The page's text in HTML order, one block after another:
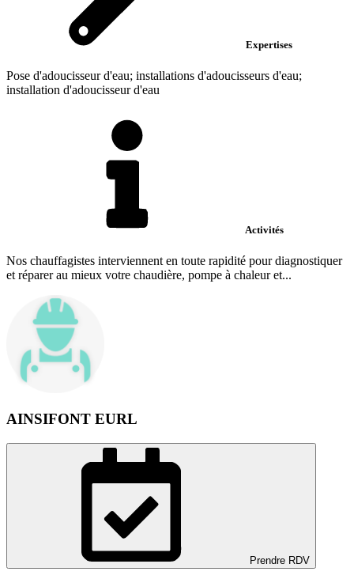
Expertises
Pose d'adoucisseur d'eau; installations d'adoucisseurs d'eau;
installation d'adoucisseur d'eau
Activités
Nos chauffagistes interviennent en toute rapidité pour diagnostiquer
et réparer au mieux votre chaudière, pompe à chaleur et...
AINSIFONT EURL
Prendre RDV